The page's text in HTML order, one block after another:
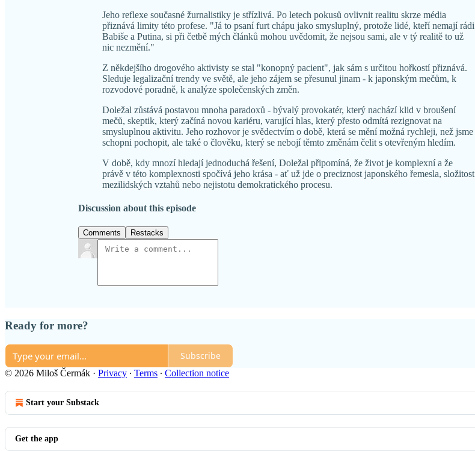
Jeho reflexe současné žurnalistiky je střízlivá. Po letech pokusů ovlivnit realitu skrze média
přiznává limity této profese. "Já to psaní furt chápu jako smysluplný, protože lidé, kteří nemají rádi
Babiše a Putina, si při četbě mých článků mohou uvědomit, že nejsou sami, ale v tý realitě to už
nic nezmění."
Z někdejšího drogového aktivisty se stal "konopný pacient", jak sám s určitou hořkostí přiznává.
Sleduje legalizační trendy ve světě, ale jeho zájem se přesunul jinam - k japonským mečům, k
rozvodové poradně, k analýze společenských změn.
Doležal zůstává postavou mnoha paradoxů - bývalý provokatér, který nachází klid v broušení
mečů, skeptik, který začíná novou kariéru, varující hlas, který přesto odmítá rezignovat na
smysluplnou aktivitu. Jeho rozhovor je svědectvím o době, která se mění možná rychleji, než jsme
schopni pochopit, ale také o člověku, který se nebojí těmto změnám čelit s otevřeným hledím.
V době, kdy mnozí hledají jednoduchá řešení, Doležal připomíná, že život je komplexní a že
právě v této komplexnosti spočívá jeho krása - ať už jde o preciznost japonského řemesla, složitost
mezilidských vztahů nebo nejistotu demokratického procesu.
Discussion about this episode
Comments Restacks
Ready for more?
Subscribe
© 2026 Miloš Čermák · Privacy ∙ Terms ∙ Collection notice
Start your Substack
Get the app